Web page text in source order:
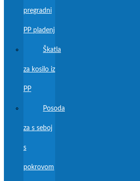
pregradni
PP pladenj
Škatla
za kosilo iz
PP
Posoda
za s seboj
s
pokrovom